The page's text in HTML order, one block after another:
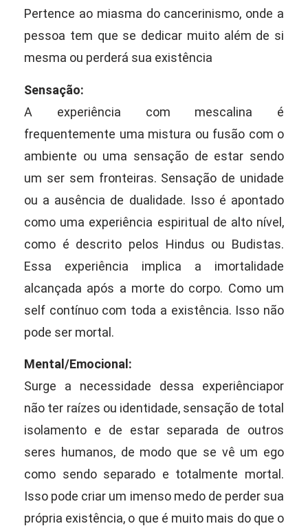
Pertence ao miasma do cancerinismo, onde a
pessoa tem que se dedicar muito além de si
mesma ou perderá sua existência
Sensação:
A experiência com mescalina é
frequentemente uma mistura ou fusão com o
ambiente ou uma sensação de estar sendo
um ser sem fronteiras. Sensação de unidade
ou a ausência de dualidade. Isso é apontado
como uma experiência espiritual de alto nível,
como é descrito pelos Hindus ou Budistas.
Essa experiência implica a imortalidade
alcançada após a morte do corpo. Como um
self contínuo com toda a existência. Isso não
pode ser mortal.
Mental/Emocional:
Surge a necessidade dessa experiênciapor
não ter raízes ou identidade, sensação de total
isolamento e de estar separada de outros
seres humanos, de modo que se vê um ego
como sendo separado e totalmente mortal.
Isso pode criar um imenso medo de perder sua
própria existência, o que é muito mais do que o